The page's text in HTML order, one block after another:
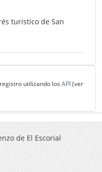
turístico de San
utilizando los API(ver
de El Escorial